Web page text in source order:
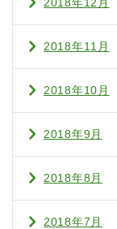
2018年11月
2018年10月
2018年9月
2018年8月
2018年7月